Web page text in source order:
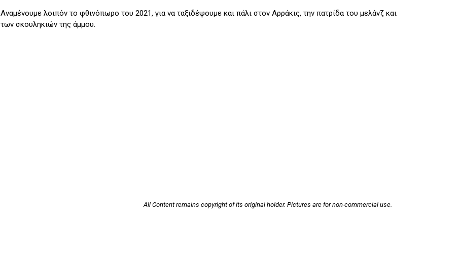
Αναμένουμε λοιπόν το φθινόπωρο του 2021, για να ταξιδέψουμε και πάλι στον Αρράκις, την πατρίδα του μελάνζ και
των σκουληκιών της άμμου.
All Content remains copyright of its original holder. Pictures are for non-commercial use.